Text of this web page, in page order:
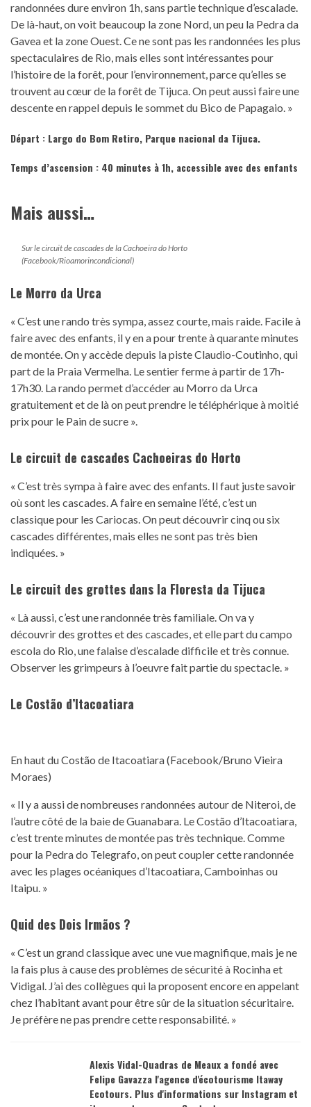
randonnées dure environ 1h, sans partie technique d’escalade.
De là-haut, on voit beaucoup la zone Nord, un peu la Pedra da
Gavea et la zone Ouest. Ce ne sont pas les randonnées les plus
spectaculaires de Rio, mais elles sont intéressantes pour
l’histoire de la forêt, pour l’environnement, parce qu’elles se
trouvent au cœur de la forêt de Tijuca. On peut aussi faire une
descente en rappel depuis le sommet du Bico de Papagaio. »
Départ : Largo do Bom Retiro, Parque nacional da Tijuca.
Temps d’ascension : 40 minutes à 1h, accessible avec des enfants
Mais aussi…
Sur le circuit de cascades de la Cachoeira do Horto
(Facebook/Rioamorincondicional)
Le Morro da Urca
« C’est une rando très sympa, assez courte, mais raide. Facile à
faire avec des enfants, il y en a pour trente à quarante minutes
de montée. On y accède depuis la piste Claudio-Coutinho, qui
part de la Praia Vermelha. Le sentier ferme à partir de 17h-
17h30. La rando permet d’accéder au Morro da Urca
gratuitement et de là on peut prendre le téléphérique à moitié
prix pour le Pain de sucre ».
Le circuit de cascades Cachoeiras do Horto
« C’est très sympa à faire avec des enfants. Il faut juste savoir
où sont les cascades. A faire en semaine l’été, c’est un
classique pour les Cariocas. On peut découvrir cinq ou six
cascades différentes, mais elles ne sont pas très bien
indiquées. »
Le circuit des grottes dans la Floresta da Tijuca
« Là aussi, c’est une randonnée très familiale. On va y
découvrir des grottes et des cascades, et elle part du campo
escola do Rio, une falaise d’escalade difficile et très connue.
Observer les grimpeurs à l’oeuvre fait partie du spectacle. »
Le Costão d’Itacoatiara
En haut du Costão de Itacoatiara (Facebook/Bruno Vieira
Moraes)
« Il y a aussi de nombreuses randonnées autour de Niteroi, de
l’autre côté de la baie de Guanabara. Le Costão d’Itacoatiara,
c’est trente minutes de montée pas très technique. Comme
pour la Pedra do Telegrafo, on peut coupler cette randonnée
avec les plages océaniques d’Itacoatiara, Camboinhas ou
Itaipu. »
Quid des Dois Irmãos ?
« C’est un grand classique avec une vue magnifique, mais je ne
la fais plus à cause des problèmes de sécurité à Rocinha et
Vidigal. J’ai des collègues qui la proposent encore en appelant
chez l’habitant avant pour être sûr de la situation sécuritaire.
Je préfère ne pas prendre cette responsabilité. »
Alexis Vidal-Quadras de Meaux a fondé avec
Felipe Gavazza l'agence d'écotourisme Itaway
Ecotours. Plus d'informations sur Instagramet